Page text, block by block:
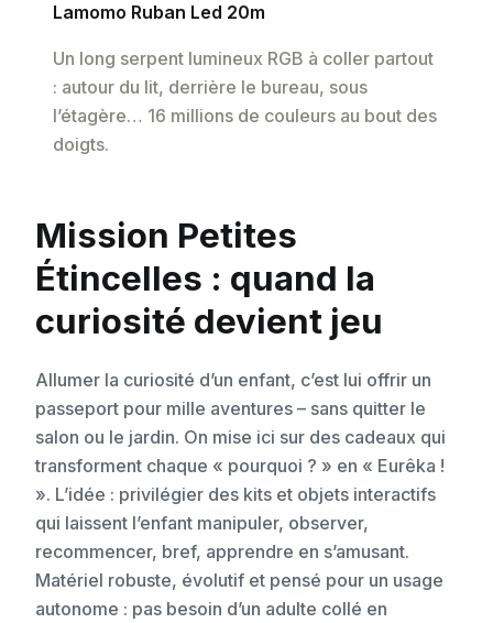
Lamomo Ruban Led 20m
Un long serpent lumineux RGB à coller partout
: autour du lit, derrière le bureau, sous
l’étagère… 16 millions de couleurs au bout des
doigts.
Mission Petites
Étincelles : quand la
curiosité devient jeu
Allumer la curiosité d’un enfant, c’est lui offrir un
passeport pour mille aventures – sans quitter le
salon ou le jardin. On mise ici sur des cadeaux qui
transforment chaque « pourquoi ? » en « Eurêka !
». L’idée : privilégier des kits et objets interactifs
qui laissent l’enfant manipuler, observer,
recommencer, bref, apprendre en s’amusant.
Matériel robuste, évolutif et pensé pour un usage
autonome : pas besoin d’un adulte collé en